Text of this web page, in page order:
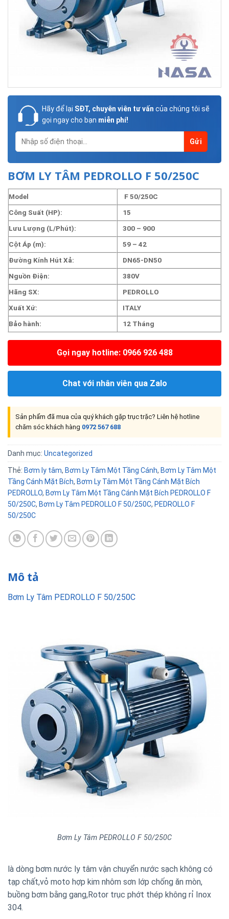
Hãy để lại SĐT, chuyên viên tư vấn của chúng tôi sẽ
gọi ngay cho bạn miễn phí!
BƠM LY TÂM PEDROLLO F 50/250C
Model
F 50/250C
Công Suất (HP):
15
Lưu Lượng (L/Phút):
300 – 900
Cột Áp (m):
59 – 42
Đường Kính Hút Xả:
DN65-DN50
Nguồn Điện:
380V
Hãng SX:
PEDROLLO
Xuất Xứ:
ITALY
Bảo hành:
12 Tháng
Gọi ngay hotline: 0966 926 488
Chat với nhân viên qua Zalo
Sản phẩm đã mua của quý khách gặp trục trặc? Liên hệ hotline
chăm sóc khách hàng 0972 567 688
Danh mục: Uncategorized
Thẻ: Bơm ly tâm, Bơm Ly Tâm Một Tầng Cánh, Bơm Ly Tâm Một
Tầng Cánh Mặt Bích, Bơm Ly Tâm Một Tầng Cánh Mặt Bích
PEDROLLO, Bơm Ly Tâm Một Tầng Cánh Mặt Bích PEDROLLO F
50/250C, Bơm Ly Tâm PEDROLLO F 50/250C, PEDROLLO F
50/250C
Mô tả
Bơm Ly Tâm PEDROLLO F 50/250C
Bơm Ly Tâm PEDROLLO F 50/250C
là dòng bơm nước ly tâm vận chuyển nước sạch không có
tạp chất,vỏ moto hợp kim nhôm sơn lớp chống ăn mòn,
buồng bơm bằng gang,Rotor trục phớt thép không rỉ Inox
304.